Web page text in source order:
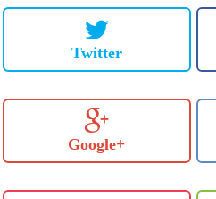
Twitter
Google+